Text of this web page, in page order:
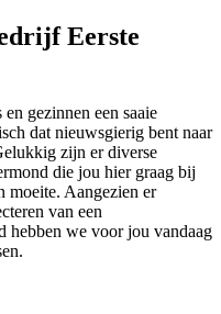
Eerste
gezinnen een saaie
dat nieuwsgierig bent naar
zijn er diverse
die jou hier graag bij
moeite. Aangezien er
van een
hebben we voor jou vandaag